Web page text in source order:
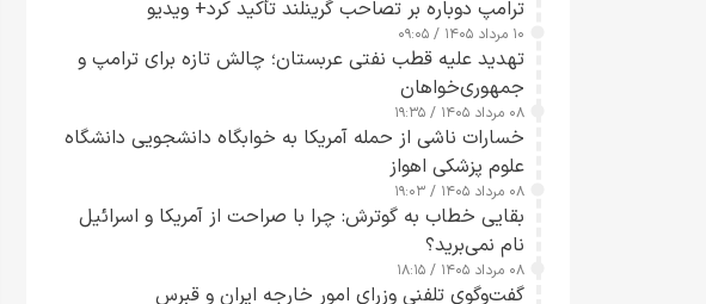
ترامپ دوباره بر تصاحب گرینلند تأکید کرد+ ویدیو
۱۰ مرداد ۱۴۰۵ / ۰۹:۰۵
تهدید علیه قطب نفتی عربستان؛ چالش تازه برای ترامپ و
جمهوری‌خواهان
۰۸ مرداد ۱۴۰۵ / ۱۹:۳۵
خسارات ناشی از حمله آمریکا به خوابگاه دانشجویی دانشگاه
علوم پزشکی اهواز
۰۸ مرداد ۱۴۰۵ / ۱۹:۰۳
بقایی خطاب به گوترش: چرا با صراحت از آمریکا و اسرائیل
نام نمی‌برید؟
۰۸ مرداد ۱۴۰۵ / ۱۸:۱۵
گفت‌وگوی تلفنی وزرای امور خارجه ایران و قبرس